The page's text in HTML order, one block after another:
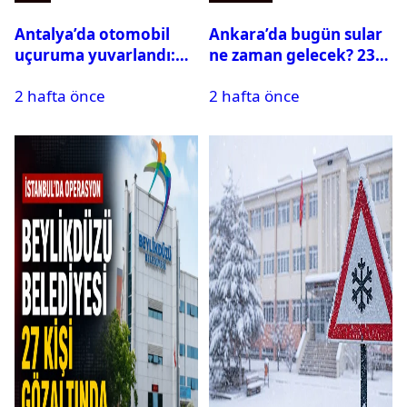
Antalya’da otomobil
uçuruma yuvarlandı:
var
2 hafta önce
Ankara’da bugün sular
ne zaman gelecek? 23
su kesintisi sorgulama
2 hafta önce